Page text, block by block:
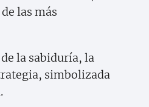
las más
la sabiduría, la
simbolizada